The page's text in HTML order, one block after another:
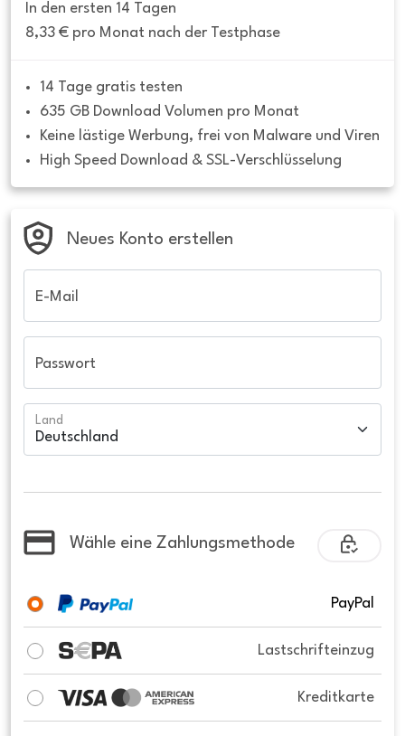
In den ersten 14 Tagen
8,33 € pro Monat nach der Testphase
14 Tage gratis testen
635 GB Download Volumen pro Monat
Keine lästige Werbung, frei von Malware und Viren
High Speed Download & SSL-Verschlüsselung
Neues Konto erstellen
E-Mail
Passwort
Land
Wähle eine Zahlungsmethode
PayPal
Lastschrifteinzug
Kreditkarte